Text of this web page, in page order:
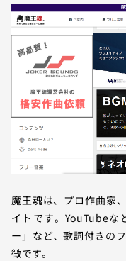
魔王魂は、プロ作曲家
イトです。YouTubeな
ー」など、歌詞付きの
徴です。